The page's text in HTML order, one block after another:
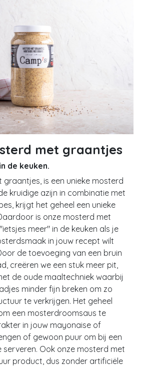
met graantjes
de keuken.
graantjes, is een unieke mosterd
kruidige azijn in combinatie met
krijgt het geheel een unieke
is onze mosterd met
meer" in de keuken als je
in jouw recept wilt
de toevoeging van een bruin
creëren we een stuk meer pit,
de oude maaltechniek waarbij
minder fijn breken om zo
te verkrijgen. Het geheel
een mosterdroomsaus te
in jouw mayonaise of
of gewoon puur om bij een
Ook onze mosterd met
product, dus zonder artificiële